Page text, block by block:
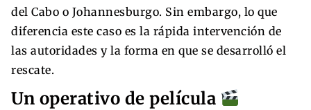
del Cabo o Johannesburgo. Sin embargo, lo que
diferencia este caso es la rápida intervención de
las autoridades y la forma en que se desarrolló el
rescate.
Un operativo de película